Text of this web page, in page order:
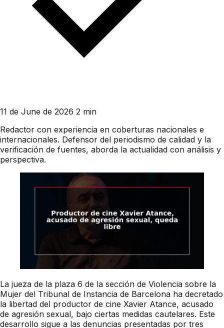
11 de June de 2026 2 min
Redactor con experiencia en coberturas nacionales e
internacionales. Defensor del periodismo de calidad y la
verificación de fuentes, aborda la actualidad con análisis y
perspectiva.
La jueza de la plaza 6 de la sección de Violencia sobre la
Mujer del Tribunal de Instancia de Barcelona ha decretado
la libertad del productor de cine Xavier Atance, acusado
de agresión sexual, bajo ciertas medidas cautelares. Este
desarrollo sigue a las denuncias presentadas por tres